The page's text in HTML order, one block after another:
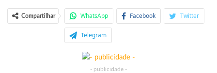
Compartilhar WhatsApp Facebook Twitter
Telegram
- publicidade -